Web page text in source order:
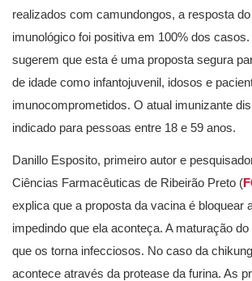
realizados com camundongos, a resposta
imunológico foi positiva em 100% dos
sugerem que esta é uma proposta segura
de idade como infantojuvenil, idosos e
imunocomprometidos. O atual imunizante
indicado para pessoas entre 18 e 59 anos.
Danillo Esposito, primeiro autor e
Ciências Farmacêuticas de Ribeirão Preto (
explica que a proposta da vacina é bloquear
impedindo que ela aconteça. A maturação
que os torna infecciosos. No caso da
acontece através da protease da furina. As